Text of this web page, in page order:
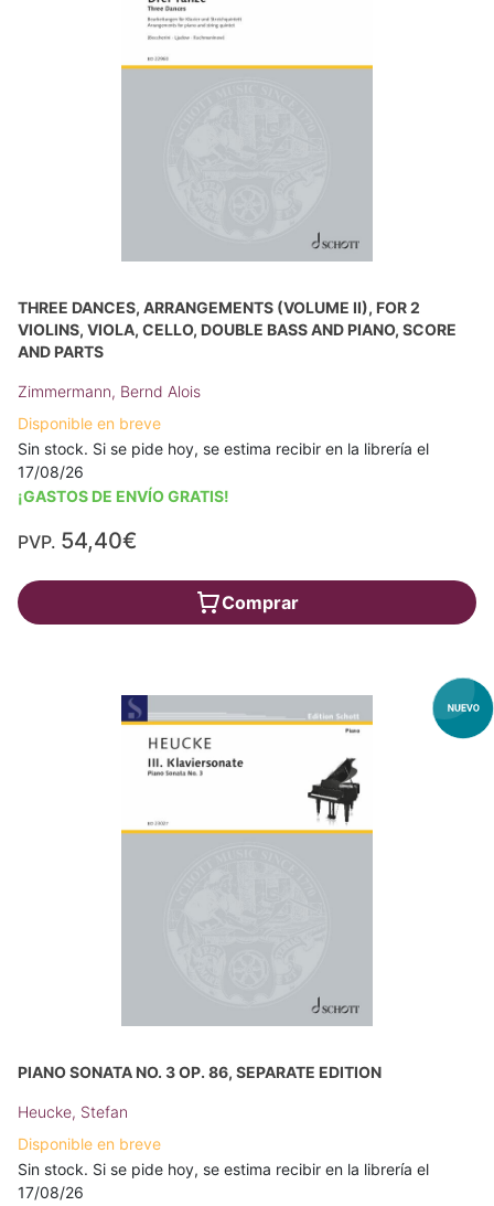
THREE DANCES, ARRANGEMENTS (VOLUME II), FOR 2
VIOLINS, VIOLA, CELLO, DOUBLE BASS AND PIANO, SCORE
AND PARTS
Zimmermann, Bernd Alois
Disponible en breve
Sin stock. Si se pide hoy, se estima recibir en la librería el
17/08/26
¡GASTOS DE ENVÍO GRATIS!
PVP. 54,40€
Comprar
PIANO SONATA NO. 3 OP. 86, SEPARATE EDITION
Heucke, Stefan
Disponible en breve
Sin stock. Si se pide hoy, se estima recibir en la librería el
17/08/26